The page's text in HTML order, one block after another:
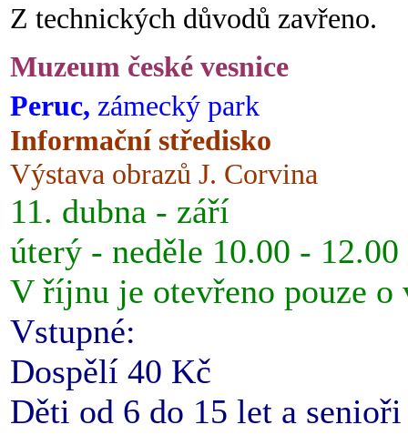
Z technických důvodů zavřeno.
Muzeum české vesnice
Peruc, zámecký park
Informační středisko
Výstava obrazů J. Corvina
11. dubna - září
úterý - neděle 10.00 -
V říjnu je otevřeno pouze o
Vstupné:
Dospělí 40 Kč
Děti od 6 do 15 let a